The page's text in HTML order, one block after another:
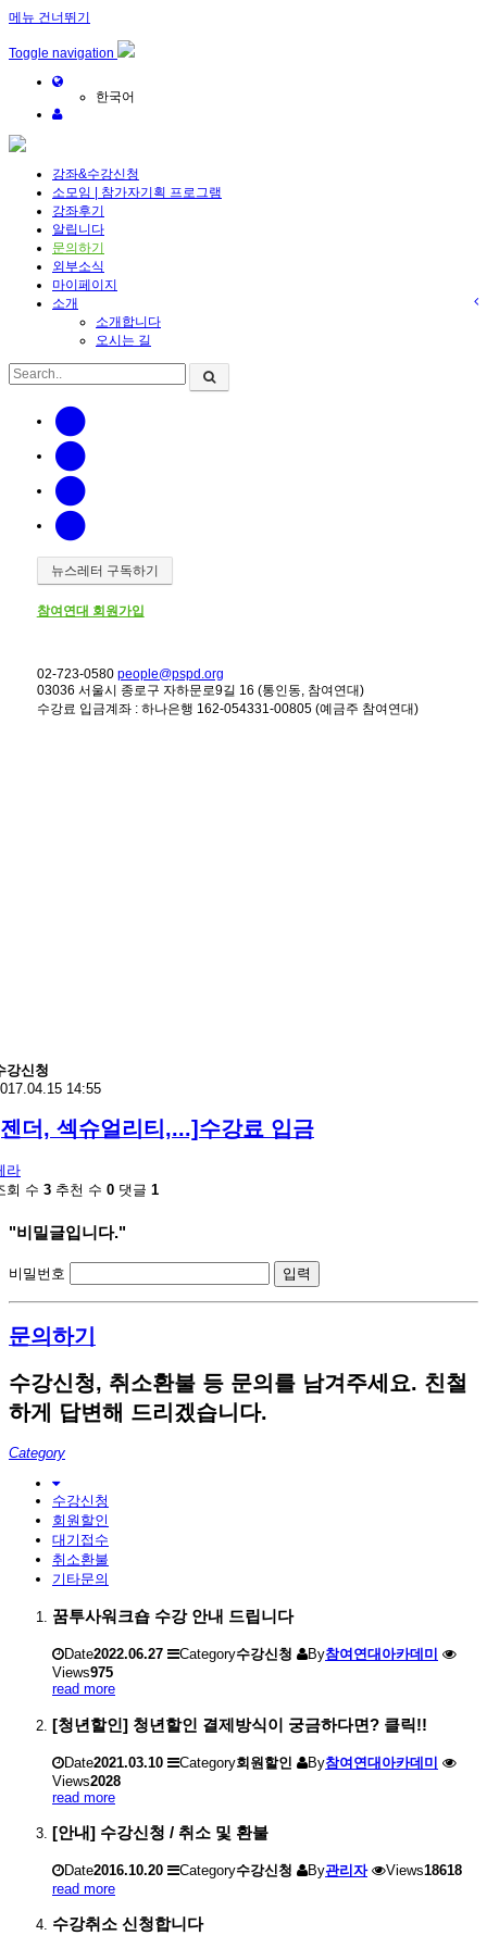
메뉴 건너뛰기
Toggle navigation
한국어
강좌&수강신청
소모임 | 참가자기획 프로그램
강좌후기
알립니다
문의하기
외부소식
마이페이지
소개
소개합니다
오시는 길
뉴스레터 구독하기
참여연대 회원가입
02-723-0580 people@pspd.org
03036 서울시 종로구 자하문로9길 16 (통인동, 참여연대)
수강료 입금계좌 : 하나은행 162-054331-00805 (예금주 참여연대)
강신청
14:55
더, 섹슈얼리티,...]수강료 입금
라
회 수 3 추천 수 0 댓글 1
"비밀글입니다."
비밀번호
문의하기
수강신청, 취소환불 등 문의를 남겨주세요. 친철
하게 답변해 드리겠습니다.
Category
수강신청
회원할인
대기접수
취소환불
기타문의
꿈투사워크숍 수강 안내 드립니다
Date2022.06.27 Category수강신청 By참여연대아카데미
Views975
read more
[청년할인] 청년할인 결제방식이 궁금하다면? 클릭!!
Date2021.03.10 Category회원할인 By참여연대아카데미
Views2028
read more
[안내] 수강신청 / 취소 및 환불
Date2016.10.20 Category수강신청 By관리자 Views18618
read more
수강취소 신청합니다